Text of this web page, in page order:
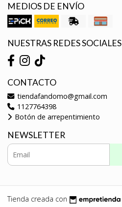
MEDIOS DE ENVÍO
NUESTRAS REDES SOCIALES
CONTACTO
tiendafandomo@gmail.com
1127764398
Botón de arrepentimiento
NEWSLETTER
Tienda creada con